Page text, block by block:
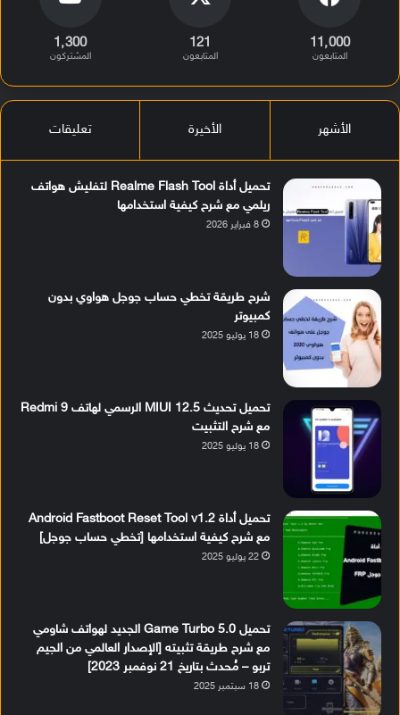
11٬000
المتابعون
121
المتابعون
1٬300
المشتركون
الأشهر الأخيرة تعليقات
تحميل أداة Realme Flash Tool لتفليش هواتف
ريلمي مع شرح كيفية استخدامها
8 فبراير 2026
شرح طريقة تخطي حساب جوجل هواوي بدون
كمبيوتر
18 يوليو 2025
تحميل تحديث MIUI 12.5 الرسمي لهاتف Redmi 9
مع شرح التثبيت
18 يوليو 2025
تحميل أداة Android Fastboot Reset Tool v1.2
مع شرح كيفية استخدامها [تخطي حساب جوجل]
22 يوليو 2025
تحميل Game Turbo 5.0 الجديد لهواتف شاومي
مع شرح طريقة تثبيته [الإصدار العالمي من الجيم
تربو – مُحدث بتاريخ 21 نوفمبر 2023]
18 سبتمبر 2025